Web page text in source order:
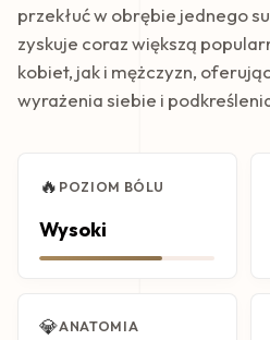
przekłuć w obrębie jednego
zyskuje coraz większą
kobiet, jak i mężczyzn,
wyrażenia siebie i
🔥 POZIOM BÓLU
Wysoki
💎ANATOMIA